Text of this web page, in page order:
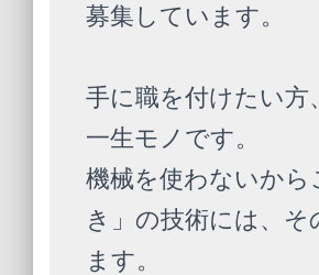
募集しています。
手に職を付けたい方
一生モノです。
機械を使わないか
き」の技術には、
ます。